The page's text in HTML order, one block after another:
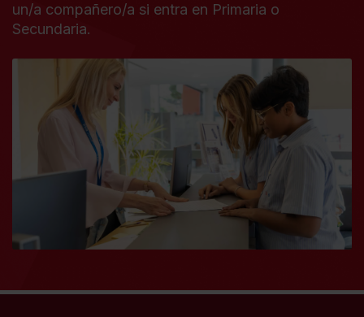
un/a compañero/a si entra en Primaria o
Secundaria.